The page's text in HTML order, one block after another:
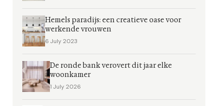
Hemels paradijs: een creatieve oase voor
werkende vrouwen
6 July 2023
De ronde bank verovert dit jaar elke
woonkamer
1 July 2026